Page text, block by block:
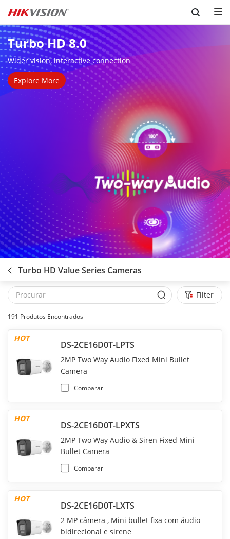
Skip to content
Turbo HD 8.0
Wider vision, interactive connection
Explore More
Turbo HD Value Series Cameras
Filter
191 Produtos Encontrados
DS-2CE16D0T-LPTS
HOT
2MP Two Way Audio Fixed Mini Bullet
Camera
Comparar
DS-2CE16D0T-LPXTS
HOT
2MP Two Way Audio & Siren Fixed Mini
Bullet Camera
Comparar
DS-2CE16D0T-LXTS
HOT
2 MP câmera , Mini bullet fixa com áudio
bidirecional e sirene